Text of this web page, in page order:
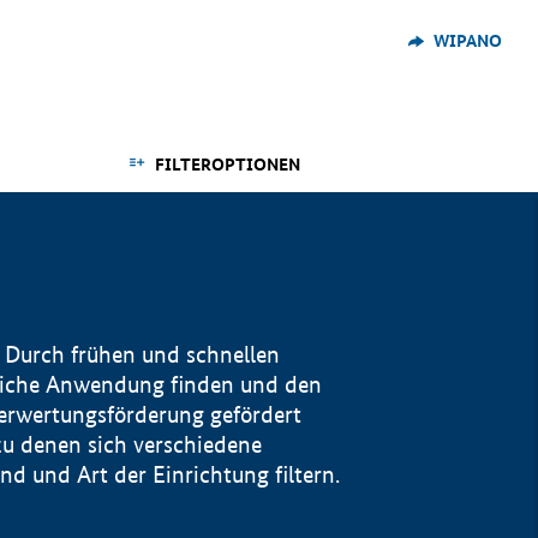
WIPANO
FILTEROPTIONEN
frühen und schnellen
Anwendung finden und den
gefördert
denen sich verschiedene
und Art der Einrichtung filtern.